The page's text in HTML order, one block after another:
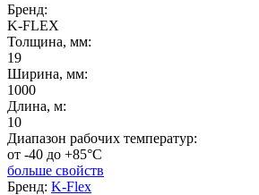
Бренд:
K-FLEX
Толщина, мм:
19
Ширина, мм:
1000
Длина, м:
10
Диапазон рабочих температур:
от -40 до +85°C
больше свойств
Бренд: K-Flex